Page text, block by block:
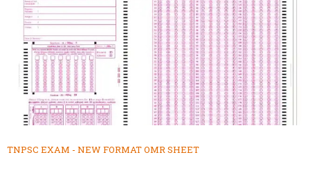
TNPSC EXAM - NEW FORMAT OMR SHEET